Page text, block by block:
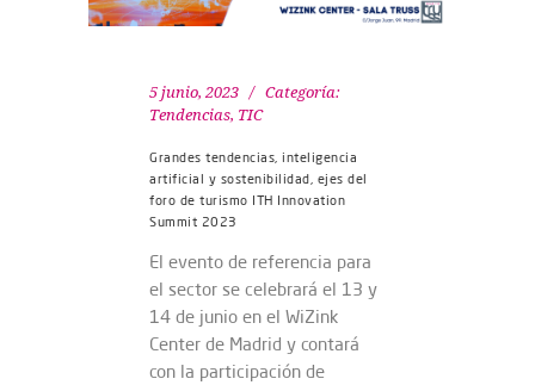
5 junio, 2023
Categoría:
Tendencias, TIC
Grandes tendencias, inteligencia
artificial y sostenibilidad, ejes del
foro de turismo ITH Innovation
Summit 2023
El evento de referencia para
el sector se celebrará el 13 y
14 de junio en el WiZink
Center de Madrid y contará
con la participación de